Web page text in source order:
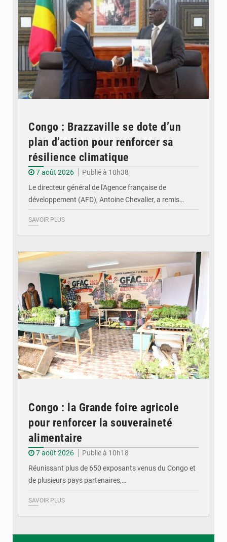
Congo : Brazzaville se dote d’un
plan d’action pour renforcer sa
résilience climatique
7 août 2026
Publié à 10h38
Le directeur général de l'Agence française de
développement (AFD), Antoine Chevalier, a remis…
SAVOIR PLUS
Congo : la Grande foire agricole
pour renforcer la souveraineté
alimentaire
7 août 2026
Publié à 10h18
Réunissant plus de 650 exposants venus du Congo et
de plusieurs pays partenaires,…
SAVOIR PLUS